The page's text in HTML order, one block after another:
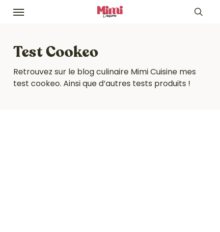
Skip
content
Menu
Test Cookeo
Retrouvez sur le blog culinaire Mimi Cuisine mes
test cookeo. Ainsi que d’autres tests produits !